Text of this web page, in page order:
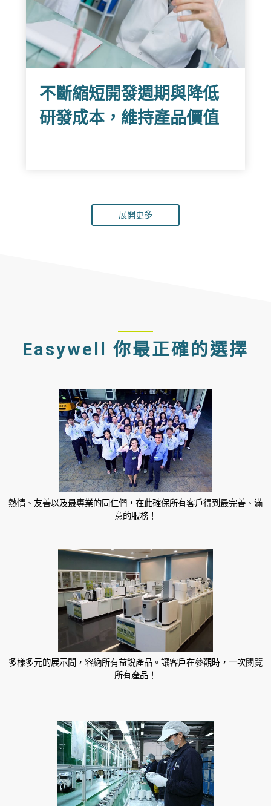
不斷縮短開發週期與降低
研發成本，維持產品價值
展開更多
Easywell 你最正確的選擇
熱情、友善以及最專業的同仁們，在此確保所有客戶得到最完善、滿
意的服務！
多樣多元的展示間，容納所有益銳產品。讓客戶在參觀時，一次閱覽
所有產品！